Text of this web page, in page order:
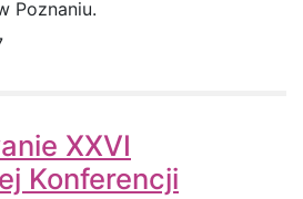
Poznaniu.
XXVI
Konferencji